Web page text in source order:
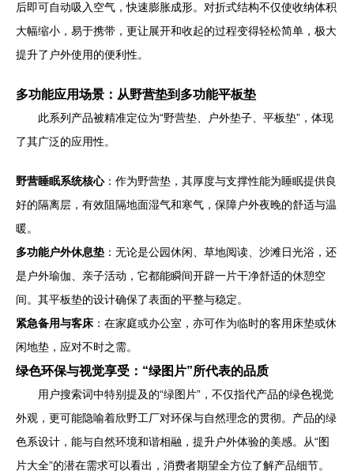
后即可自动吸入空气，快速膨胀成形。对折式结构不仅使收纳体积
大幅缩小，易于携带，更让展开和收起的过程变得轻松简单，极大
提升了户外使用的便利性。
多功能应用场景：从野营垫到多功能平板垫
此系列产品被精准定位为“野营垫、户外垫子、平板垫”，体现
了其广泛的应用性。
野营睡眠系统核心：作为野营垫，其厚度与支撑性能为睡眠提供良
好的隔离层，有效阻隔地面湿气和寒气，保障户外夜晚的舒适与温
暖。
多功能户外休息垫 ：无论是公园休闲、草地阅读、沙滩日光浴，还
是户外瑜伽、亲子活动，它都能瞬间开辟一片干净舒适的休憩空
间。其平板垫的设计确保了表面的平整与稳定。
紧急备用与客床 ：在家庭或办公室，亦可作为临时的客用床垫或休
闲地垫，应对不时之需。
绿色环保与视觉享受：“绿图片”所代表的品质
用户搜索词中特别提及的“绿图片”，不仅指代产品的绿色视觉
外观，更可能隐喻着欣野工厂对环保与自然理念的贯彻。产品的绿
色系设计，能与自然环境和谐相融，提升户外体验的美感。从“图
片大全”的潜在需求可以看出，消费者期望全方位了解产品细节。